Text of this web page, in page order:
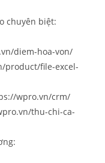
chuyên biệt:
diem-hoa-von/
product/file-excel-
wpro.vn/crm/
thu-chi-ca-